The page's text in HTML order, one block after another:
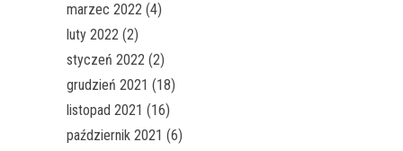
marzec 2022 (4)
luty 2022 (2)
styczeń 2022 (2)
grudzień 2021 (18)
listopad 2021 (16)
październik 2021 (6)